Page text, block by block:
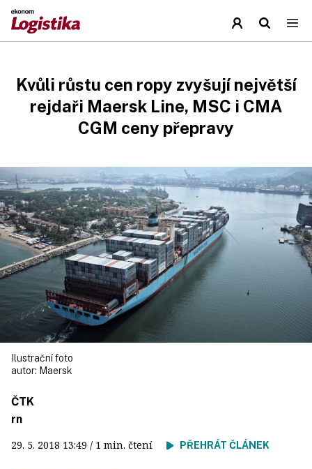
Kvůli růstu cen ropy zvyšují největší
rejdaři Maersk Line, MSC i CMA
CGM ceny přepravy
Ilustrační foto
autor: Maersk
ČTK
rn
29. 5. 2018 13:49 / 1 min. čtení PŘEHRÁT ČLÁNEK